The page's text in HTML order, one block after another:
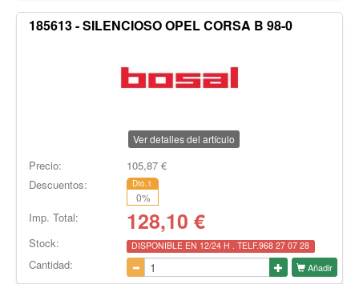
185613 - SILENCIOSO OPEL CORSA B 98-0
Ver detalles del artículo
Precio: 105,87€
Descuentos:
Dto.1
0%
Imp. Total: 128,10 €
Stock: DISPONIBLE EN 12/24 H . TELF.968 27 07 28
Cantidad: Añadir